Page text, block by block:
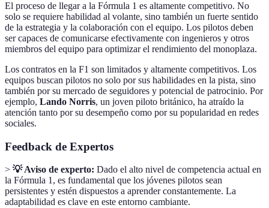
El proceso de llegar a la Fórmula 1 es altamente competitivo. No
solo se requiere habilidad al volante, sino también un fuerte sentido
de la estrategia y la colaboración con el equipo. Los pilotos deben
ser capaces de comunicarse efectivamente con ingenieros y otros
miembros del equipo para optimizar el rendimiento del monoplaza.
Los contratos en la F1 son limitados y altamente competitivos. Los
equipos buscan pilotos no solo por sus habilidades en la pista, sino
también por su mercado de seguidores y potencial de patrocinio. Por
ejemplo, Lando Norris, un joven piloto británico, ha atraído la
atención tanto por su desempeño como por su popularidad en redes
sociales.
Feedback de Expertos
> 💡 Aviso de experto: Dado el alto nivel de competencia actual en
la Fórmula 1, es fundamental que los jóvenes pilotos sean
persistentes y estén dispuestos a aprender constantemente. La
adaptabilidad es clave en este entorno cambiante.